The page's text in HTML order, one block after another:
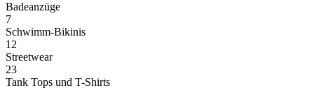
Badeanzüge
7
Schwimm-Bikinis
12
Streetwear
23
Tank Tops und T-Shirts